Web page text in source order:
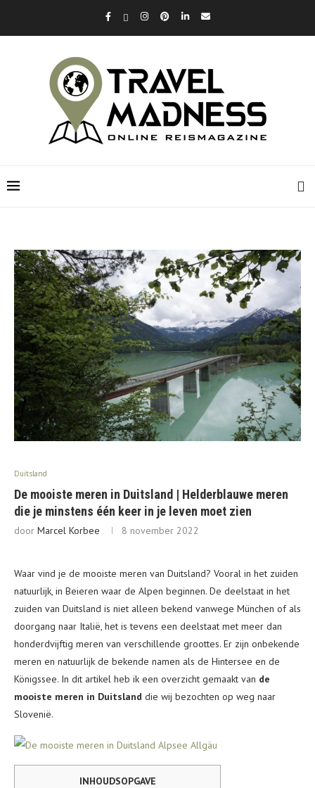
Duitsland
De mooiste meren in Duitsland | Helderblauwe meren
die je minstens één keer in je leven moet zien
door Marcel Korbee 8 november 2022
Waar vind je de mooiste meren van Duitsland? Vooral in het zuiden
natuurlijk, in Beieren waar de Alpen beginnen. De deelstaat in het
zuiden van Duitsland is niet alleen bekend vanwege München of als
doorgang naar Italië, het is tevens een deelstaat met meer dan
honderdvijftig meren van verschillende groottes. Er zijn onbekende
meren en natuurlijk de bekende namen als de Hintersee en de
Königssee. In dit artikel heb ik een overzicht gemaakt van de
mooiste meren in Duitsland die wij bezochten op weg naar
Slovenië.
INHOUDSOPGAVE